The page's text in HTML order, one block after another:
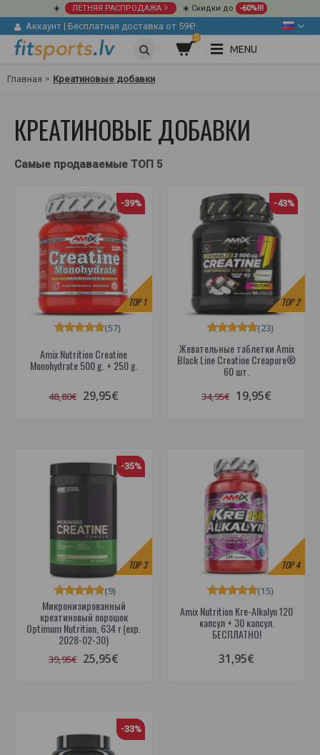
☀️ ЛЕТНЯЯ РАСПРОДАЖА ☀️ Скидки до -60%!!!
Аккаунт | Бесплатная доставка от 59€!
0
MENU
Главная Креатиновые добавки
КРЕАТИНОВЫЕ ДОБАВКИ
Самые продаваемые ТОП 5
TOP1
-39%
Amix Nutrition Creatine
Monohydrate 500 g. + 250 g.
(57)
48,80€ 29,95€
TOP2
-43%
Жевательные таблетки Amix
Black Line Creatine Creapure®
60 шт.
(23)
34,95€ 19,95€
TOP3
-35%
Микронизированный
креатиновый порошок
Optimum Nutrition, 634 г (exp.
2028-02-30)
(9)
39,95€ 25,95€
TOP4
Amix Nutrition Kre-Alkalyn 120
капсул + 30 капсул.
БЕСПЛАТНО!
(15)
31,95€
-33%